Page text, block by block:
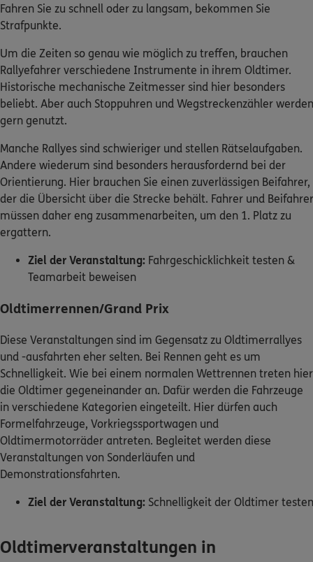
Fahren Sie zu schnell oder zu langsam, bekommen Sie
Strafpunkte.
Um die Zeiten so genau wie möglich zu treffen, brauchen
Rallyefahrer verschiedene Instrumente in ihrem Oldtimer.
Historische mechanische Zeitmesser sind hier besonders
beliebt. Aber auch Stoppuhren und Wegstreckenzähler werden
gern genutzt.
Manche Rallyes sind schwieriger und stellen Rätselaufgaben.
Andere wiederum sind besonders herausfordernd bei der
Orientierung. Hier brauchen Sie einen zuverlässigen Beifahrer,
der die Übersicht über die Strecke behält. Fahrer und Beifahrer
müssen daher eng zusammenarbeiten, um den 1. Platz zu
ergattern.
Ziel der Veranstaltung: Fahrgeschicklichkeit testen &
Teamarbeit beweisen
Oldtimerrennen/Grand Prix
Diese Veranstaltungen sind im Gegensatz zu Oldtimerrallyes
und -ausfahrten eher selten. Bei Rennen geht es um
Schnelligkeit. Wie bei einem normalen Wettrennen treten hier
die Oldtimer gegeneinander an. Dafür werden die Fahrzeuge
in verschiedene Kategorien eingeteilt. Hier dürfen auch
Formelfahrzeuge, Vorkriegssportwagen und
Oldtimermotorräder antreten. Begleitet werden diese
Veranstaltungen von Sonderläufen und
Demonstrationsfahrten.
Ziel der Veranstaltung: Schnelligkeit der Oldtimer testen
Oldtimerveranstaltungen in